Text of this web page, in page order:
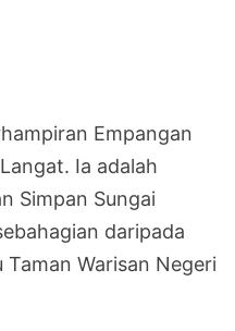
Empangan
Ia adalah
Simpan Sungai
daripada
Warisan Negeri